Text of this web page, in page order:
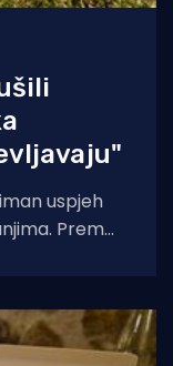
uspjeh
Prema